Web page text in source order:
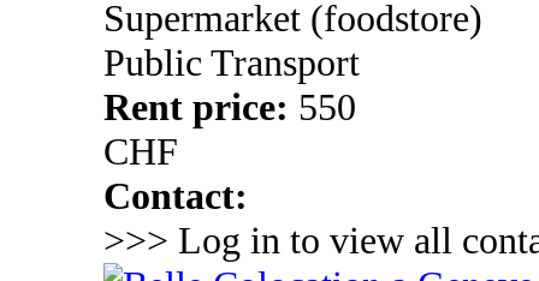
Supermarket (foodstore)
Public Transport
Rent price: 550
CHF
Contact:
>>> Log in to view all